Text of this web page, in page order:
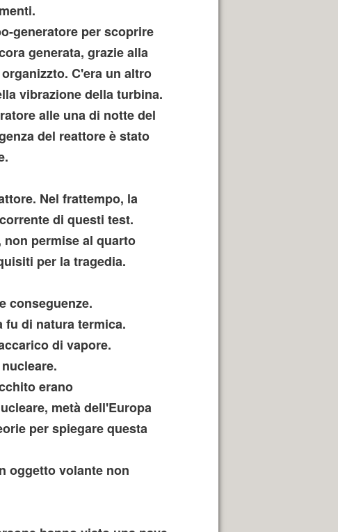
generatore per scoprire
generata, grazie alla
C'era un altro
vibrazione della turbina.
alle una di notte del
del reattore è stato
Nel frattempo, la
di questi test.
permise al quarto
per la tragedia.
conseguenze.
fu di natura termica.
di vapore.
erano
metà dell'Europa
per spiegare questa
oggetto volante non